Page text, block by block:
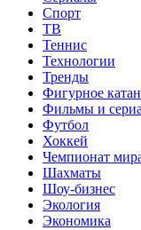
Спорт
ТВ
Теннис
Технологии
Тренды
Фигурное
Фильмы и
Футбол
Хоккей
Чемпионат
Шахматы
Шоу-бизнес
Экология
Экономика